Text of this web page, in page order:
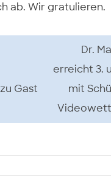
ab. Wir gratulieren.
Gast
Dr.
erreicht 3.
mit